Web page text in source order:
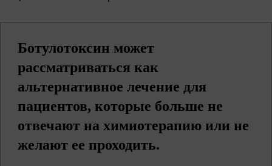
Ботулотоксин может
рассматриваться как
альтернативное лечение для
пациентов, которые больше не
отвечают на химиотерапию или не
желают ее проходить.